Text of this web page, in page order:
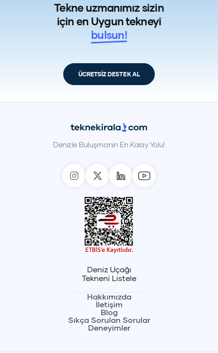
Tekne uzmanımız sizin
için en Uygun tekneyi
bulsun!
ÜCRETSİZ DESTEK AL
Denizle Buluşmanın En Kolay Yolu!
Deniz Uçağı
Tekneni Listele
Hakkımızda
İletişim
Blog
Sıkça Sorulan Sorular
Deneyimler